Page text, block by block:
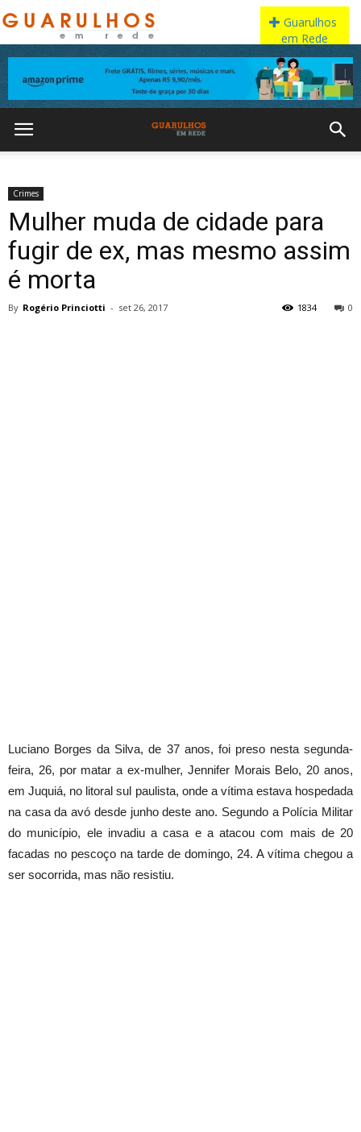
Crimes
Mulher muda de cidade para
fugir de ex, mas mesmo assim
é morta
By Rogério Princiotti - set 26, 2017 0
1834
Luciano Borges da Silva, de 37 anos, foi preso nesta segunda-
feira, 26, por matar a ex-mulher, Jennifer Morais Belo, 20 anos,
em Juquiá, no litoral sul paulista, onde a vítima estava hospedada
na casa da avó desde junho deste ano. Segundo a Polícia Militar
do município, ele invadiu a casa e a atacou com mais de 20
facadas no pescoço na tarde de domingo, 24. A vítima chegou a
ser socorrida, mas não resistiu.